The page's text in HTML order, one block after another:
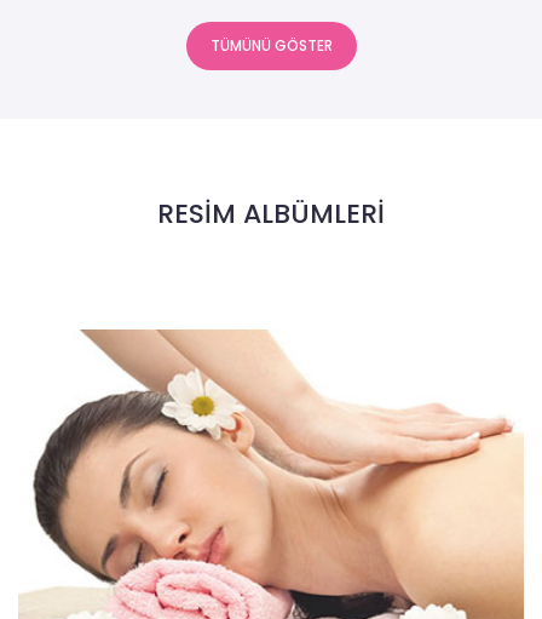
TÜMÜNÜ GÖSTER
RESİM ALBÜMLERİ